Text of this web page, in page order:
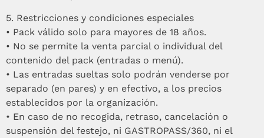
5.⁠ ⁠Restricciones y condiciones especiales
•⁠ ⁠Pack válido solo para mayores de 18 años.
•⁠ ⁠No se permite la venta parcial o individual del
contenido del pack (entradas o menú).
•⁠ ⁠Las entradas sueltas solo podrán venderse por
separado (en pares) y en efectivo, a los precios
establecidos por la organización.
•⁠ ⁠En caso de no recogida, retraso, cancelación o
suspensión del festejo, ni GASTROPASS/360, ni el